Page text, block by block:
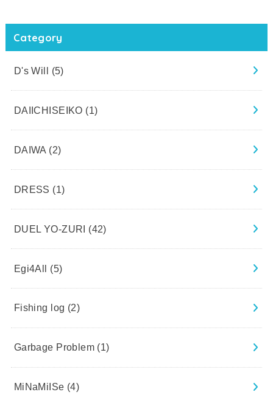
Category
D's Will (5)
DAIICHISEIKO (1)
DAIWA (2)
DRESS (1)
DUEL YO-ZURI (42)
Egi4All (5)
Fishing log (2)
Garbage Problem (1)
MiNaMiISe (4)